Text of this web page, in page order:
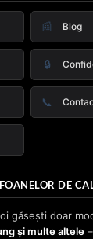
📰 Blog
🔒
📞
DE
găsești doar
și multe altele